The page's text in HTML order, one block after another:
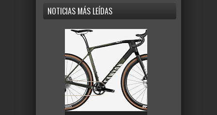
NOTICIAS MÁS LEÍDAS